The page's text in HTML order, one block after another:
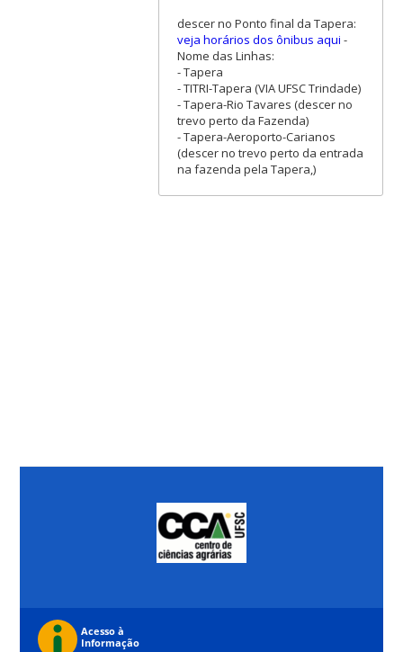
descer no Ponto final da Tapera:
veja horários dos ônibus aqui -
Nome das Linhas:
- Tapera
- TITRI-Tapera (VIA UFSC Trindade)
- Tapera-Rio Tavares (descer no
trevo perto da Fazenda)
- Tapera-Aeroporto-Carianos
(descer no trevo perto da entrada
na fazenda pela Tapera,)